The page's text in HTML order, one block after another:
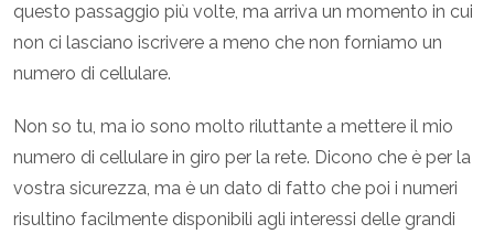
questo passaggio più volte, ma arriva un momento in cui
non ci lasciano iscrivere a meno che non forniamo un
numero di cellulare.
Non so tu, ma io sono molto riluttante a mettere il mio
numero di cellulare in giro per la rete. Dicono che è per la
vostra sicurezza, ma è un dato di fatto che poi i numeri
risultino facilmente disponibili agli interessi delle grandi